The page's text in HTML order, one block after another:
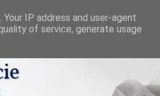
IP address and user-agent
of service, generate usage